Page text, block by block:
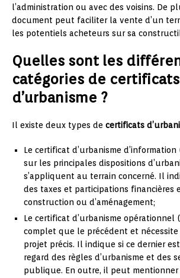
l’administration ou avec des voisins. De
document peut faciliter la vente d’un
les potentiels acheteurs sur sa
Quelles sont les
catégories de certificats
d’urbanisme ?
Il existe deux types de certificats
Le certificat d’urbanisme d’information
sur les principales dispositions
s’appliquent au terrain concerné. Il
des taxes et participations financières
construction ou d’aménagement;
Le certificat d’urbanisme opérationnel
complet que le précédent et
projet précis. Il indique si ce dernier
regard des règles d’urbanisme et des
publique. En outre, il peut